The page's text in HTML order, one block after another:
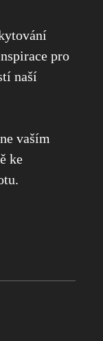
pro
naší
vaším
ke